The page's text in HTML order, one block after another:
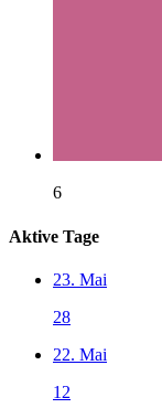
6
Aktive Tage
23. Mai
28
22. Mai
12